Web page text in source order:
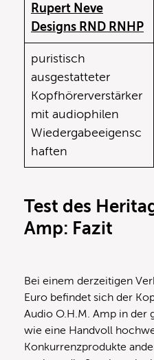
Rupert Neve
Designs RND RNHP
puristisch
ausgestatteter
Kopfhörerverstärker
mit audiophilen
Wiedergabeeigensc
haften
Test des
Amp: Fazit
Bei einem derzeitigen
Euro befindet sich der
Audio O.H.M. Amp in der
wie eine Handvoll
Konkurrenzprodukte